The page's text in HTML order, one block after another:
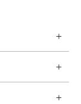
+
+
+